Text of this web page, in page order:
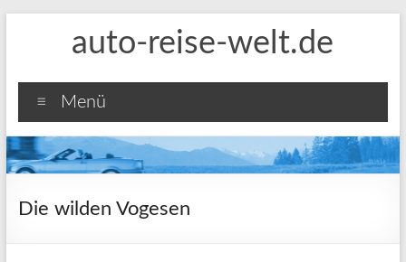
auto-reise-welt.de
Menü
Die wilden Vogesen